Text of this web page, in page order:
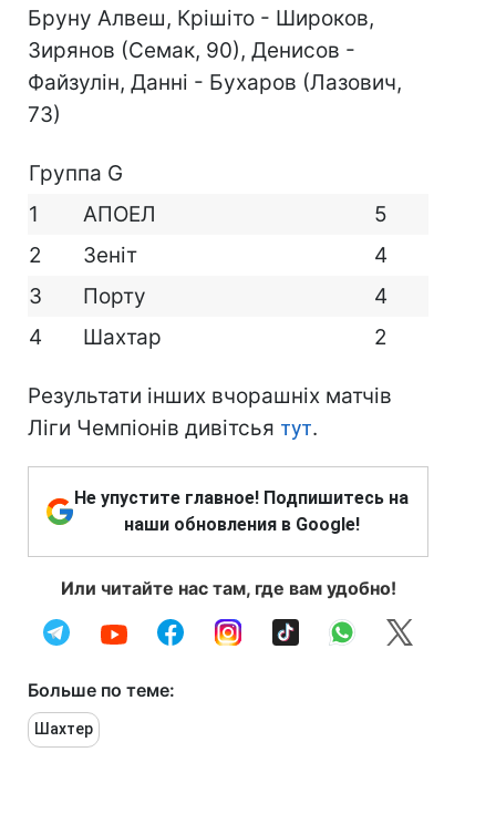
Бруну Алвеш, Крішіто - Широков,
Зирянов (Семак, 90), Денисов -
Файзулін, Данні - Бухаров (Лазович,
73)
Группа G
1
АПОЕЛ
5
2
Зеніт
4
3
Порту
4
4
Шахтар 2
Результати інших вчорашніх матчів
Ліги Чемпіонів дивітсья тут.
Не упустите главное! Подпишитесь на
наши обновления в Google!
Или читайте нас там, где вам удобно!
Больше по теме:
Шахтер